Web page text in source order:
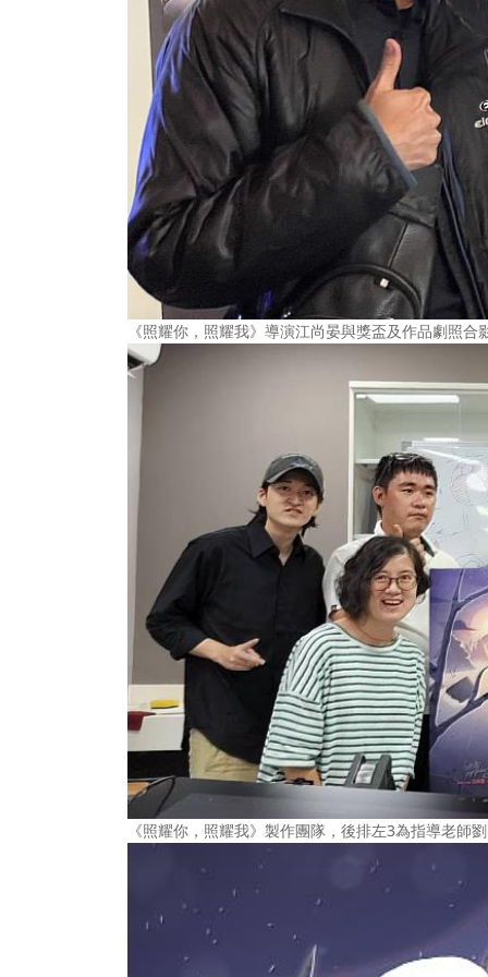
《照耀你，照耀我》導演江尚晏與獎盃及作品劇照合
《照耀你，照耀我》製作團隊，後排左3為指導老師